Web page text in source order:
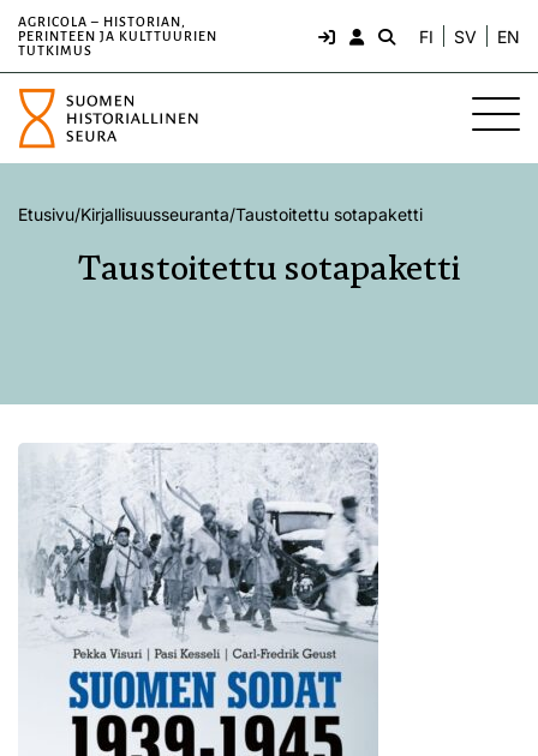
AGRICOLA – HISTORIAN,
PERINTEEN JA KULTTUURIEN
TUTKIMUS
FI SV EN
Etusivu/Kirjallisuusseuranta/Taustoitettu sotapaketti
Taustoitettu sotapaketti